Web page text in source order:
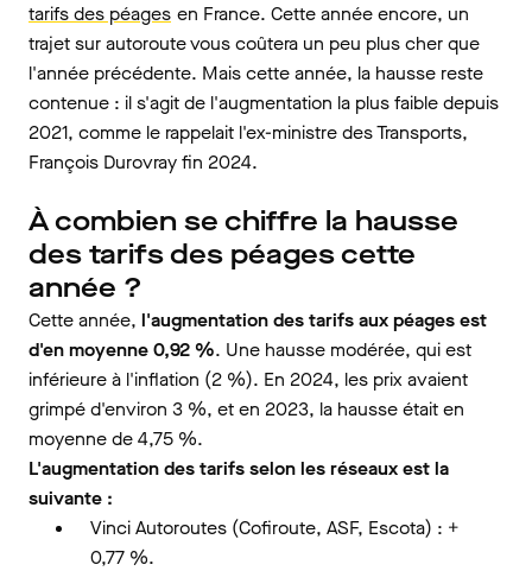
tarifs des péages en France. Cette année encore, un
trajet sur autoroute vous coûtera un peu plus cher que
l'année précédente. Mais cette année, la hausse reste
contenue : il s'agit de l'augmentation la plus faible depuis
2021, comme le rappelait l'ex-ministre des Transports,
François Durovray fin 2024.
À combien se chiffre la hausse
des tarifs des péages cette
année ?
Cette année, l'augmentation des tarifs aux péages est
d'en moyenne 0,92 %. Une hausse modérée, qui est
inférieure à l'inflation (2 %). En 2024, les prix avaient
grimpé d'environ 3 %, et en 2023, la hausse était en
moyenne de 4,75 %.
L'augmentation des tarifs selon les réseaux est la
suivante :
Vinci Autoroutes (Cofiroute, ASF, Escota) : +
0,77 %.